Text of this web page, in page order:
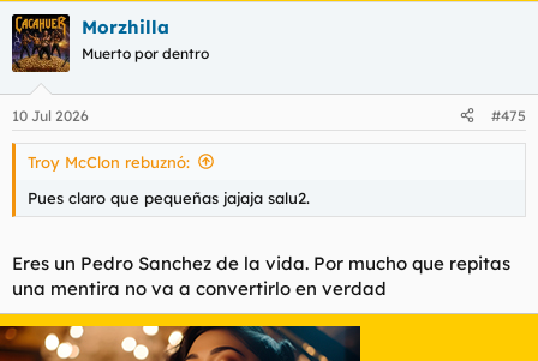
a
c
c
i
e
s
Morzhilla
Muerto por dentro
10 Jul 2026 #475
Troy McClon rebuznó:
Pues claro que pequeñas jajaja salu2.
Eres un Pedro Sanchez de la vida. Por mucho que repitas
una mentira no va a convertirlo en verdad